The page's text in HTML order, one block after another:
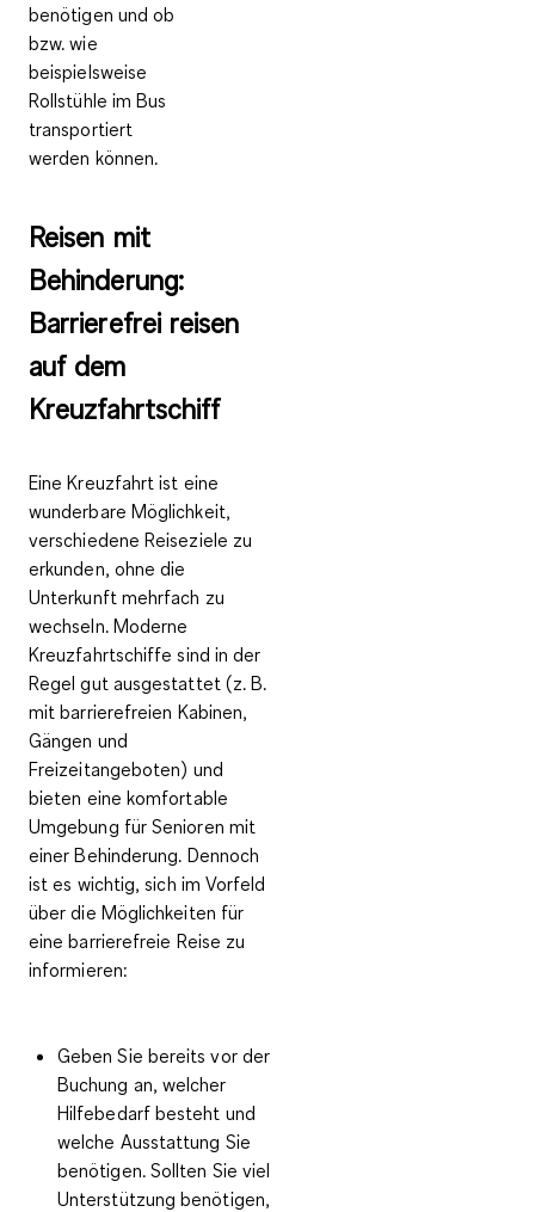
benötigen und ob
bzw. wie
beispielsweise
Rollstühle im Bus
transportiert
werden können.
Reisen mit
Behinderung:
Barrierefrei reisen
auf dem
Kreuzfahrtschiff
Eine Kreuzfahrt ist eine
wunderbare Möglichkeit,
verschiedene Reiseziele zu
erkunden, ohne die
Unterkunft mehrfach zu
wechseln. Moderne
Kreuzfahrtschiffe sind in der
Regel gut ausgestattet (z. B.
mit barrierefreien Kabinen,
Gängen und
Freizeitangeboten) und
bieten eine komfortable
Umgebung für Senioren mit
einer Behinderung. Dennoch
ist es wichtig, sich im Vorfeld
über die Möglichkeiten für
eine barrierefreie Reise zu
informieren:
Geben Sie bereitsvor der
Buchung an, welcher
Hilfebedarf besteht und
welche Ausstattung Sie
benötigen. Sollten Sie viel
Unterstützung benötigen,